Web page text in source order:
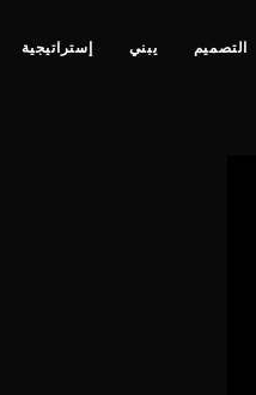
التصميم يبني إستراتيجية